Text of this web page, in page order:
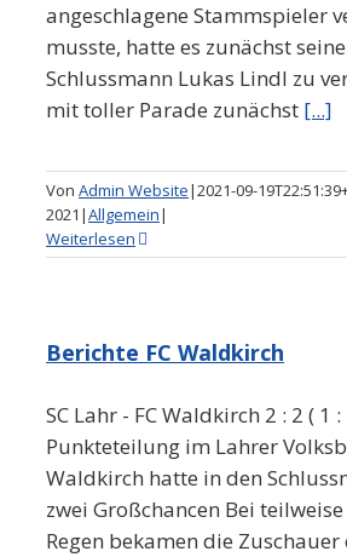
angeschlagene Stammspieler
musste, hatte es zunächst
Schlussmann Lukas Lindl zu
mit toller Parade zunächst [...]
Von Admin Website|2021-09-
2021 |Allgemein|
Weiterlesen
Berichte FC Waldkirch
SC Lahr - FC Waldkirch 2 : 2 ( 1
Punkteteilung im Lahrer
Waldkirch hatte in den
zwei Großchancen Bei
Regen bekamen die Zuschauer